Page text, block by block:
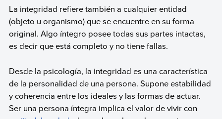
La integridad refiere también a cualquier entidad
(objeto u organismo) que se encuentre en su forma
original. Algo íntegro posee todas sus partes intactas,
es decir que está completo y no tiene fallas.
Desde la psicología, la integridad es una característica
de la personalidad de una persona. Supone estabilidad
y coherencia entre los ideales y las formas de actuar.
Ser una persona íntegra implica el valor de vivir con